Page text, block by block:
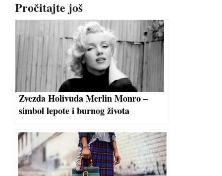
Pročitajte još
Zvezda Holivuda Merlin Monro –
simbol lepote i burnog života